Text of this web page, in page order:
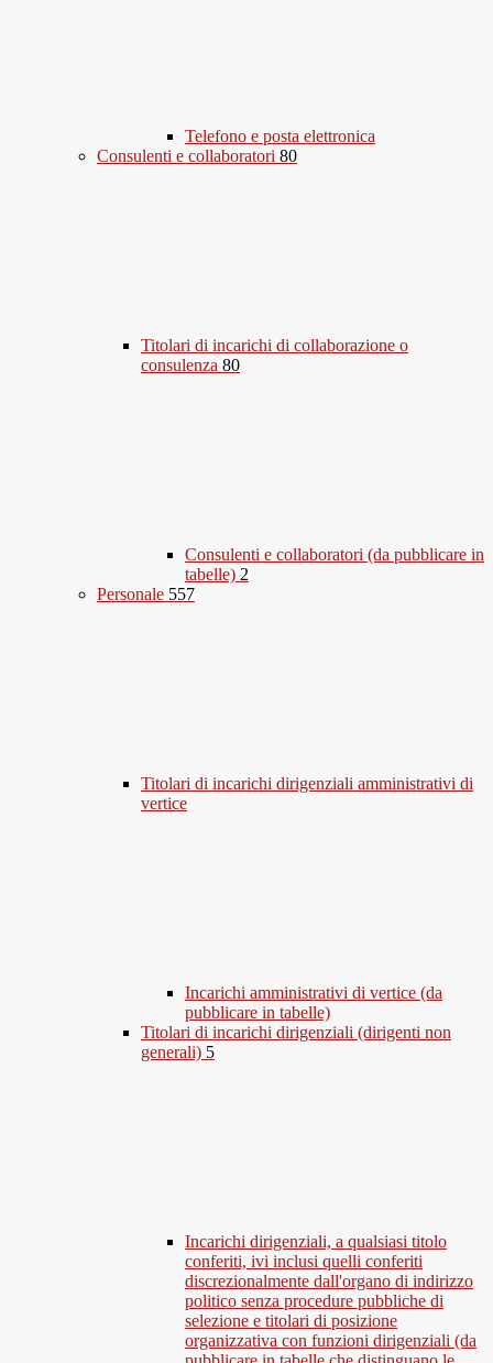
Telefono e posta elettronica
Consulenti e collaboratori 80
Titolari di incarichi di collaborazione o
consulenza 80
Consulenti e collaboratori (da pubblicare in
tabelle) 2
Personale 557
Titolari di incarichi dirigenziali amministrativi di
vertice
Incarichi amministrativi di vertice (da
pubblicare in tabelle)
Titolari di incarichi dirigenziali (dirigenti non
generali) 5
Incarichi dirigenziali, a qualsiasi titolo
conferiti, ivi inclusi quelli conferiti
discrezionalmente dall'organo di indirizzo
politico senza procedure pubbliche di
selezione e titolari di posizione
organizzativa con funzioni dirigenziali (da